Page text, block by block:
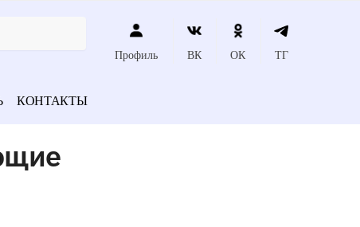
Профиль ВК ОК ТГ
КОНТАКТЫ